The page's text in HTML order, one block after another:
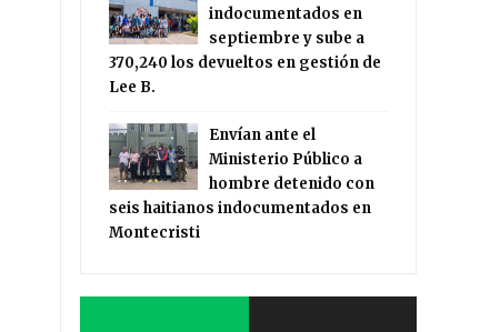
indocumentados en
septiembre y sube a
370,240 los devueltos en gestión de
Lee B.
Envían ante el
Ministerio Público a
hombre detenido con
seis haitianos indocumentados en
Montecristi